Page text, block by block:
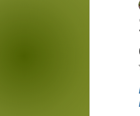
Rifugio